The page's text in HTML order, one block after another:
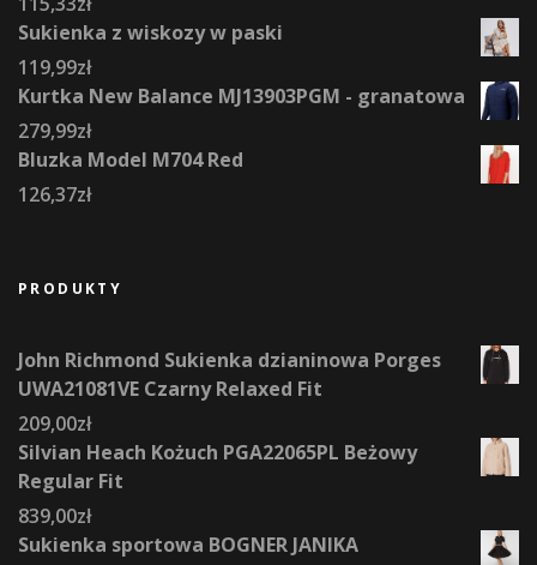
Sukienka z wiskozy w paski
119,99zł
Kurtka New Balance MJ13903PGM - granatowa
279,99zł
Bluzka Model M704 Red
126,37zł
PRODUKTY
John Richmond Sukienka dzianinowa Porges
UWA21081VE Czarny Relaxed Fit
209,00zł
Silvian Heach Kożuch PGA22065PL Beżowy
Regular Fit
839,00zł
Sukienka sportowa BOGNER JANIKA